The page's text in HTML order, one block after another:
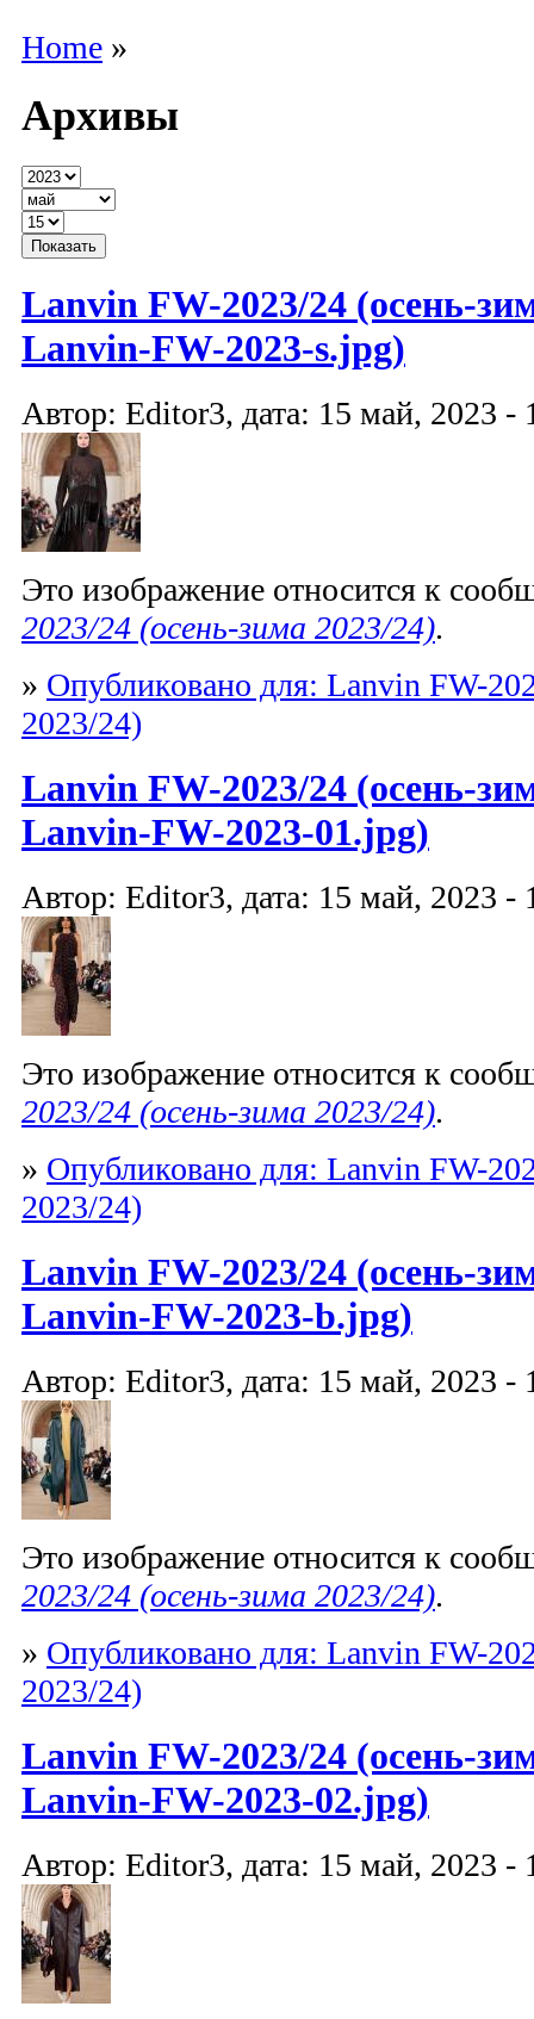
Home »
Архивы
Lanvin FW-2023/24 (осень-
Lanvin-FW-2023-s.jpg)
Автор: Editor3, дата: 15 май, 2023 -
Это изображение относится к
2023/24 (осень-зима 2023/24).
» Опубликовано для: Lanvin FW-
2023/24)
Lanvin FW-2023/24 (осень-
Lanvin-FW-2023-01.jpg)
Автор: Editor3, дата: 15 май, 2023 -
Это изображение относится к
2023/24 (осень-зима 2023/24).
» Опубликовано для: Lanvin FW-
2023/24)
Lanvin FW-2023/24 (осень-
Lanvin-FW-2023-b.jpg)
Автор: Editor3, дата: 15 май, 2023 -
Это изображение относится к
2023/24 (осень-зима 2023/24).
» Опубликовано для: Lanvin FW-
2023/24)
Lanvin FW-2023/24 (осень-
Lanvin-FW-2023-02.jpg)
Автор: Editor3, дата: 15 май, 2023 -